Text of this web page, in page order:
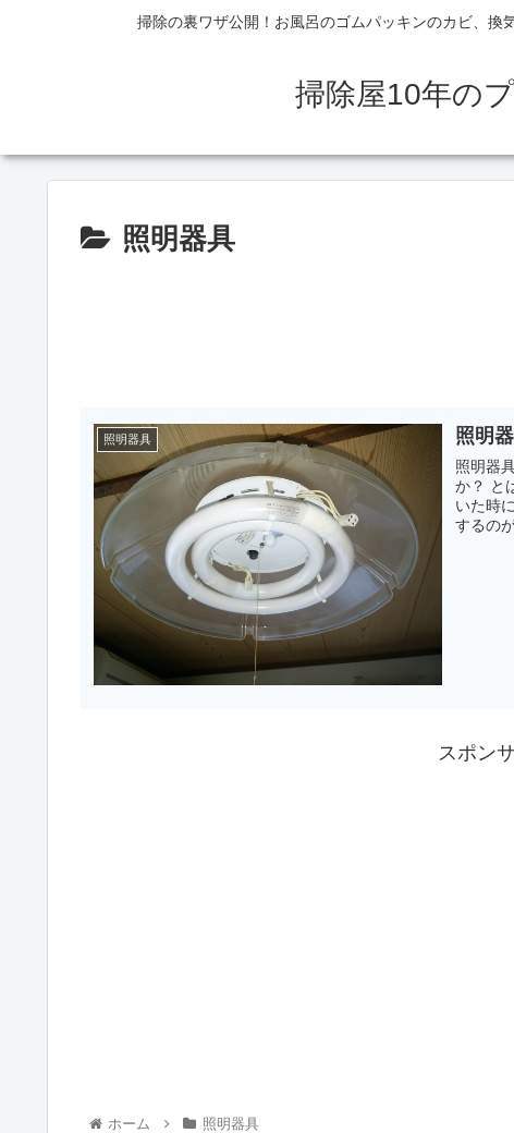
掃除の裏ワザ公開！お風呂のゴムパッキンのカビ、換
掃除屋10年の
照明器具
照明器具 照明
照明器
か？ と
いた時
するの
スポン
ホーム 照明器具